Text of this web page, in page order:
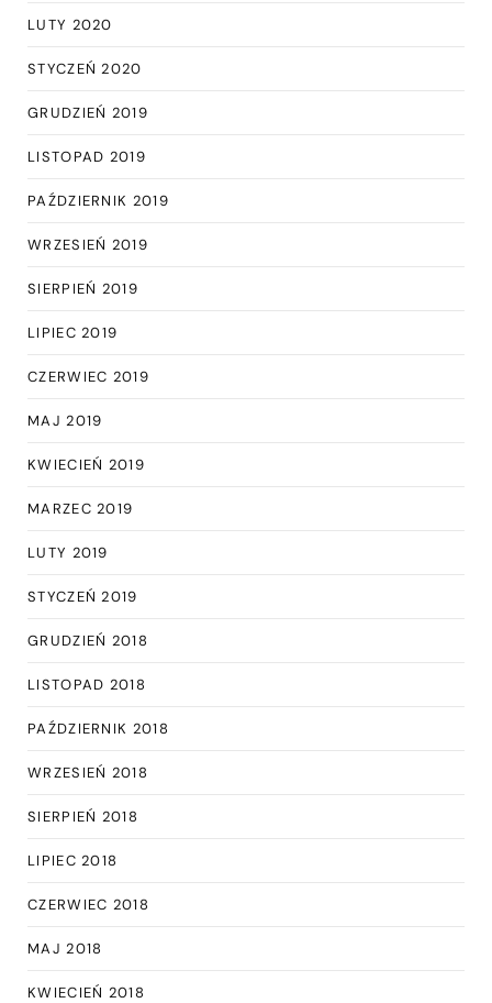
LUTY 2020
STYCZEŃ 2020
GRUDZIEŃ 2019
LISTOPAD 2019
PAŹDZIERNIK 2019
WRZESIEŃ 2019
SIERPIEŃ 2019
LIPIEC 2019
CZERWIEC 2019
MAJ 2019
KWIECIEŃ 2019
MARZEC 2019
LUTY 2019
STYCZEŃ 2019
GRUDZIEŃ 2018
LISTOPAD 2018
PAŹDZIERNIK 2018
WRZESIEŃ 2018
SIERPIEŃ 2018
LIPIEC 2018
CZERWIEC 2018
MAJ 2018
KWIECIEŃ 2018